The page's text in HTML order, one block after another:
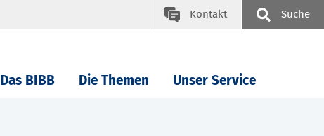
Kontakt Suche
Das BIBB Die Themen Unser Service